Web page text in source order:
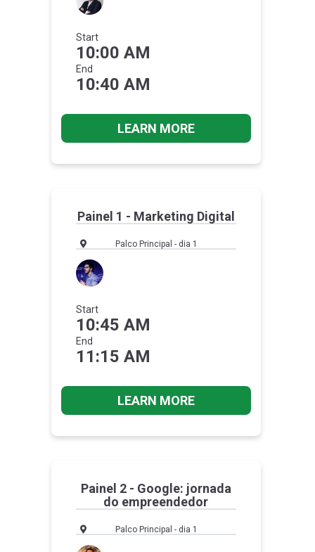
Start
10:00 AM
End
10:40 AM
LEARN MORE
Painel 1 - Marketing Digital
Palco Principal - dia 1
Start
10:45 AM
End
11:15 AM
LEARN MORE
Painel 2 - Google: jornada
do empreendedor
Palco Principal - dia 1